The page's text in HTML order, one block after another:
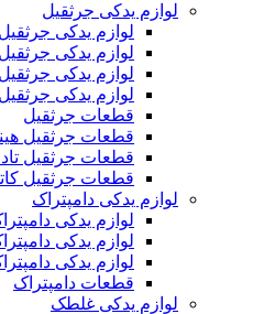
لوازم یدکی جرثقیل
لوازم یدکی جرثقیل تادانو
لوازم یدکی جرثقیل کاتو
لوازم یدکی جرثقیل لیبهر
لوازم یدکی جرثقیل هنیو
قطعات جرثقیل
قطعات جرثقیل هینو
قطعات جرثقیل تادانو
قطعات جرثقیل کاتو
لوازم یدکی دامپتراک
لوازم یدکی دامپتراک کاترپیلار
لوازم یدکی دامپتراک ولوو
لوازم یدکی دامپتراک کوماتسو
قطعات دامپتراک
لوازم یدکی غلطک